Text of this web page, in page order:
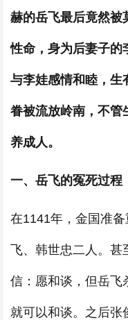
赫的岳飞最后竟然被
性命，身为后妻子的
与李娃感情和睦，生
眷被流放岭南，不管
养成人。
一、岳飞的冤死过程
在1141年，金国准
飞、韩世忠二人。
信：愿和谈，但岳飞
就可以和谈。之后张